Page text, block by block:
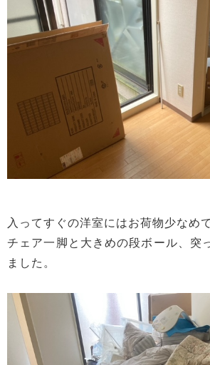
入ってすぐの洋室にはお荷物少なめ
チェア一脚と大きめの段ボール、突
ました。